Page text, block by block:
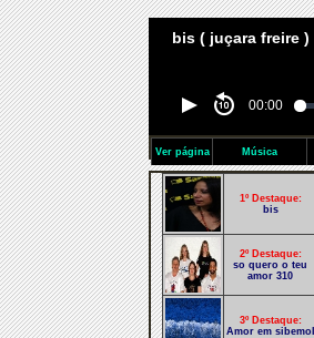
bis ( juçara freire )
00:00
Ver página Música
1º Destaque:
bis
2º Destaque:
so quero o teu
amor 310
3º Destaque:
Amor em sibemol